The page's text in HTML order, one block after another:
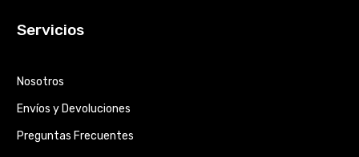
Servicios
Nosotros
Envíos y Devoluciones
Preguntas Frecuentes